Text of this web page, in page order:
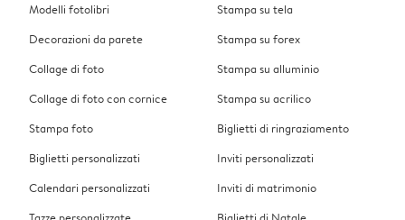
Modelli fotolibri
Decorazioni da parete
Collage di foto
Collage di foto con cornice
Stampa foto
Biglietti personalizzati
Calendari personalizzati
Stampa su tela
Stampa su forex
Stampa su alluminio
Stampa su acrilico
Biglietti di ringraziamento
Inviti personalizzati
Inviti di matrimonio